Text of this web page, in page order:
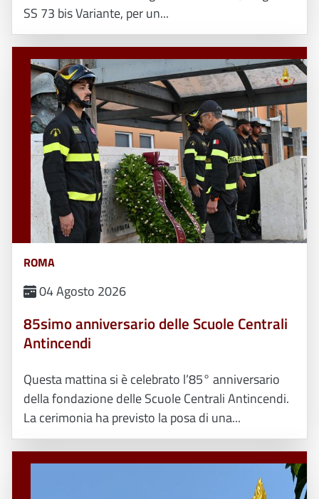
SS 73 bis Variante, per un...
ROMA
04 Agosto 2026
85simo anniversario delle Scuole Centrali
Antincendi
Questa mattina si è celebrato l’85° anniversario
della fondazione delle Scuole Centrali Antincendi.
La cerimonia ha previsto la posa di una...